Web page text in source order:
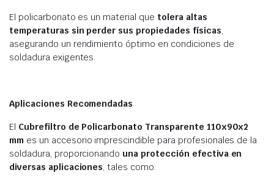
El policarbonato es un material que tolera altas
temperaturas sin perder sus propiedades físicas,
asegurando un rendimiento óptimo en condiciones de
soldadura exigentes.
Aplicaciones Recomendadas
El Cubrefiltro de Policarbonato Transparente 110x90x2
mm es un accesorio imprescindible para profesionales de la
soldadura, proporcionando una protección efectiva en
diversas aplicaciones, tales como: